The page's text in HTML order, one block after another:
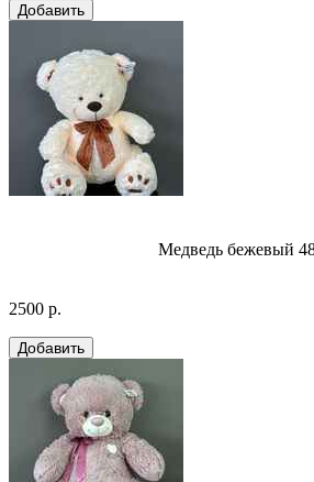
Медведь бежевый
2500 р.